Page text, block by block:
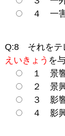
４ 一
Q:8 それをテ
えいきょう を
１ 景
２ 景
３ 影
４ 影